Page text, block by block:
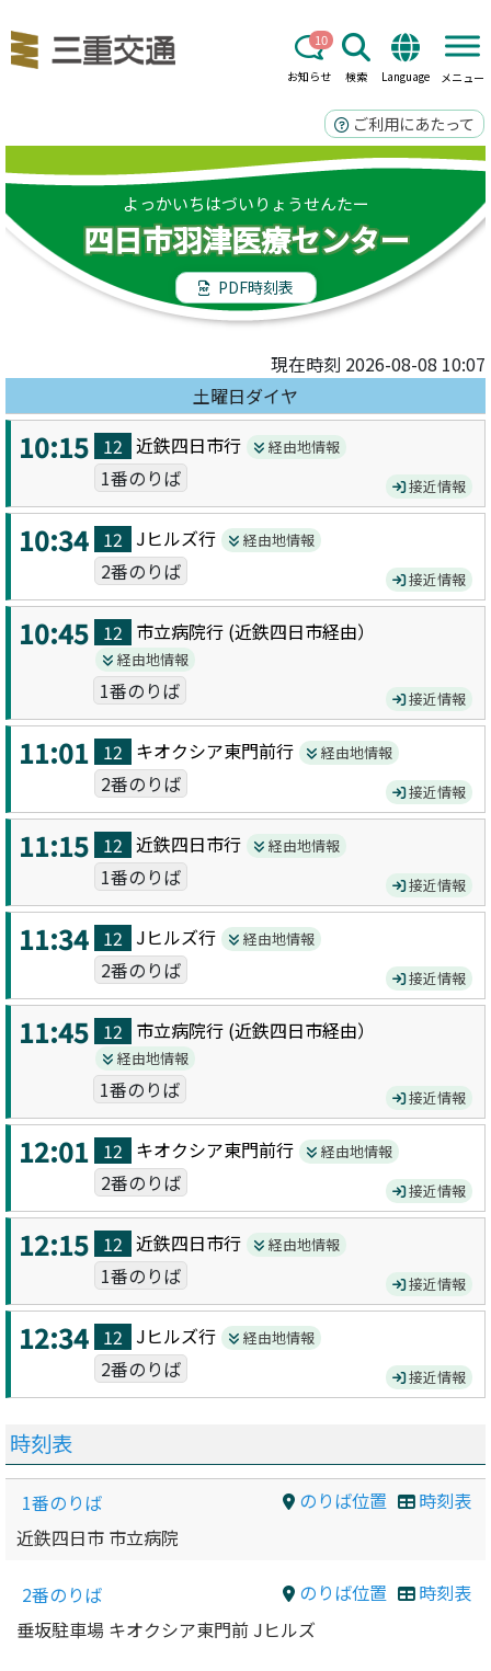
お知らせ
10
検索 Language メニュー
ご利用にあたって
よっかいちはづいりょうせんたー
四日市羽津医療センター
PDF時刻表
現在時刻 2026-08-08 10:07
土曜日ダイヤ
10:15 12 近鉄四日市行 経由地情報
1番のりば 接近情報
10:34 12 Jヒルズ行 経由地情報
2番のりば 接近情報
10:45 12 市立病院行 (近鉄四日市経由）
経由地情報
1番のりば 接近情報
11:01 12 キオクシア東門前行 経由地情報
2番のりば 接近情報
11:15 12 近鉄四日市行 経由地情報
1番のりば 接近情報
11:34 12 Jヒルズ行 経由地情報
2番のりば 接近情報
11:45 12 市立病院行 (近鉄四日市経由）
経由地情報
1番のりば 接近情報
12:01 12 キオクシア東門前行 経由地情報
2番のりば 接近情報
12:15 12 近鉄四日市行 経由地情報
1番のりば 接近情報
12:34 12 Jヒルズ行 経由地情報
2番のりば 接近情報
時刻表
のりば位置 時刻表
1番のりば
近鉄四日市 市立病院
のりば位置 時刻表
2番のりば
垂坂駐車場 キオクシア東門前 Jヒルズ